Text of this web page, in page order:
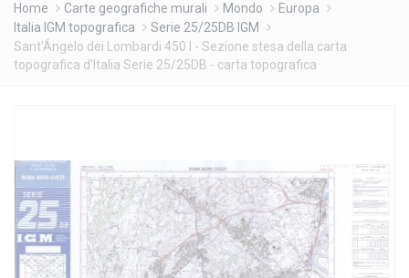
Home Carte geografiche murali Mondo
Europa
Italia IGM topografica
Serie 25/25DB IGM
Sant'Ángelo dei Lombardi 450 I - Sezione stesa della carta
topografica d'Italia Serie 25/25DB - carta topografica